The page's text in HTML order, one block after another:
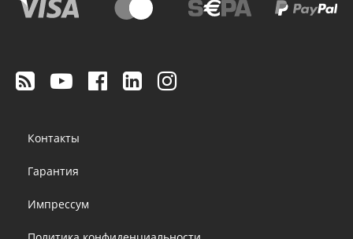
menu
Контакты
Гарантия
Импрессум